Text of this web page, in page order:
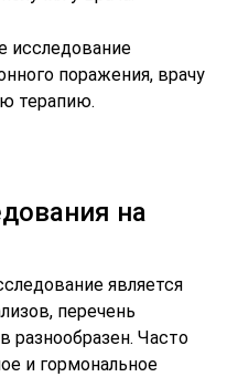
исследование
поражения, врачу
терапию.
на
является
перечень
разнообразен. Часто
и гормональное